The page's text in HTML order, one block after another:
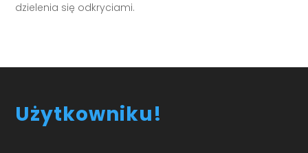
dzielenia się odkryciami.
Użytkowniku!